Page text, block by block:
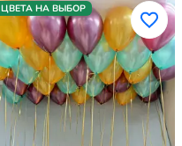
ЦВЕТА НА ВЫБОР